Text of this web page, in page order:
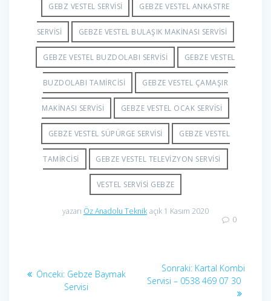
GEBZ VESTEL SERVISI GEBZE VESTEL ANKASTRE
SERVISI GEBZE VESTEL BULAŞIK MAKINASI SERVISI
GEBZE VESTEL BUZDOLABI SERVISI GEBZE VESTEL
BUZDOLABI TAMIRCISI GEBZE VESTEL ÇAMAŞIR
MAKINASI SERVISI GEBZE VESTEL OCAK SERVISI
GEBZE VESTEL SÜPÜRGE SERVISI GEBZE VESTEL
TAMIRCISI GEBZE VESTEL TELEVIZYON SERVISI
VESTEL SERVISI GEBZE
yazarı Öz Anadolu Teknik açık 1 Kasım 2020
0
gezinmesi
Önceki: Önceki
yazı:
Gebze Baymak
Servisi
Sonraki: Sonraki
yazı:
Kartal Kombi
Servisi – 0538 469 07 30